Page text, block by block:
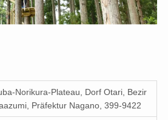
Norikura-Plateau, Dorf Otari, Bezir
Präfektur Nagano, 399-9422